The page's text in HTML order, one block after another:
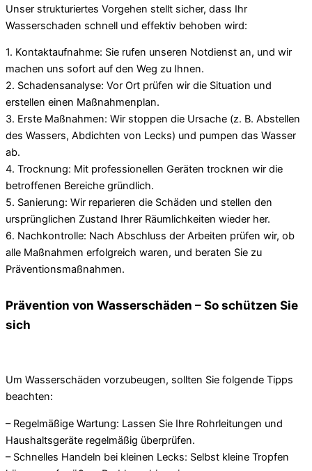
Unser strukturiertes Vorgehen stellt sicher, dass Ihr
Wasserschaden schnell und effektiv behoben wird:
1. Kontaktaufnahme: Sie rufen unseren Notdienst an, und wir
machen uns sofort auf den Weg zu Ihnen.
2. Schadensanalyse: Vor Ort prüfen wir die Situation und
erstellen einen Maßnahmenplan.
3. Erste Maßnahmen: Wir stoppen die Ursache (z. B. Abstellen
des Wassers, Abdichten von Lecks) und pumpen das Wasser
ab.
4. Trocknung: Mit professionellen Geräten trocknen wir die
betroffenen Bereiche gründlich.
5. Sanierung: Wir reparieren die Schäden und stellen den
ursprünglichen Zustand Ihrer Räumlichkeiten wieder her.
6. Nachkontrolle: Nach Abschluss der Arbeiten prüfen wir, ob
alle Maßnahmen erfolgreich waren, und beraten Sie zu
Präventionsmaßnahmen.
Prävention von Wasserschäden – So schützen Sie
sich
Um Wasserschäden vorzubeugen, sollten Sie folgende Tipps
beachten:
– Regelmäßige Wartung: Lassen Sie Ihre Rohrleitungen und
Haushaltsgeräte regelmäßig überprüfen.
– Schnelles Handeln bei kleinen Lecks: Selbst kleine Tropfen